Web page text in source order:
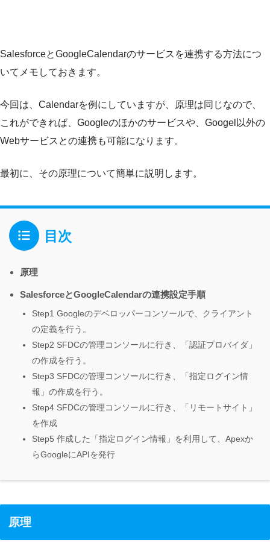
SalesforceとGoogleCalendarのサービスを連携する方法につ
いてメモしておきます。
今回は、Calendarを例にしていますが、原理は同じなので、
これができれば、Googleのほかのサービスや、Googel以外の
Webサービスとの連携も可能になります。
最初に、その原理について簡単に説明します。
目次
原理
SalesforceとGoogleCalendarの連携設定手順
Step1 Googleのデベロッパーコンソールで、クライアント
の定義を行う。
Step2 SFDCの管理コンソールに行き、「認証プロバイダ」
の作成を行う。
Step3 SFDCの管理コンソールに行き、「指定ログイン情
報」の作成を行う。
Step4 SFDCの管理コンソールに行き、「リモートサイト」
を作成
Step5 作成した「指定ログイン情報」を利用して、Apexか
らGoogleにAPIを発行
原理